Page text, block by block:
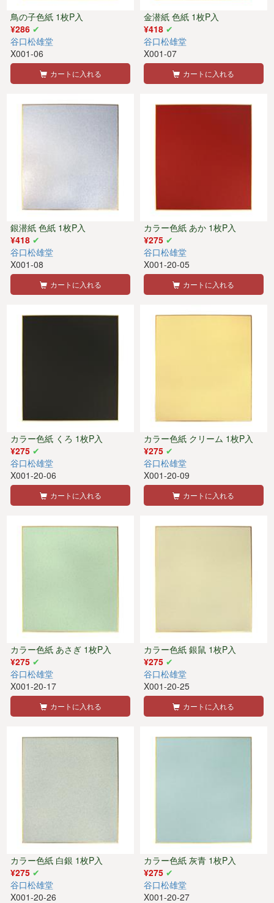
鳥の子色紙 1枚P入
¥286
谷口松雄堂
X001-06
カートに入れる
金潜紙 色紙 1枚P入
¥418
谷口松雄堂
X001-07
カートに入れる
銀潜紙 色紙 1枚P入
¥418
谷口松雄堂
X001-08
カートに入れる
カラー色紙 あか 1枚P入
¥275
谷口松雄堂
X001-20-05
カートに入れる
カラー色紙 くろ 1枚P入
¥275
谷口松雄堂
X001-20-06
カートに入れる
カラー色紙 クリーム 1枚P入
¥275
谷口松雄堂
X001-20-09
カートに入れる
カラー色紙 あさぎ 1枚P入
¥275
谷口松雄堂
X001-20-17
カートに入れる
カラー色紙 銀鼠 1枚P入
¥275
谷口松雄堂
X001-20-25
カートに入れる
カラー色紙 白銀 1枚P入
¥275
谷口松雄堂
X001-20-26
カラー色紙 灰青 1枚P入
¥275
谷口松雄堂
X001-20-27